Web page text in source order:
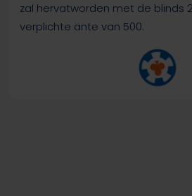
zal hervatworden met de blinds
verplichte ante van 500.